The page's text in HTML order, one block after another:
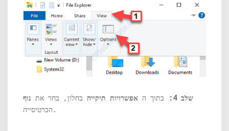
שלב 4: בתוך ה אפשרויות תיקייה בחלון, בחר את נוף
הכרטיסייה.